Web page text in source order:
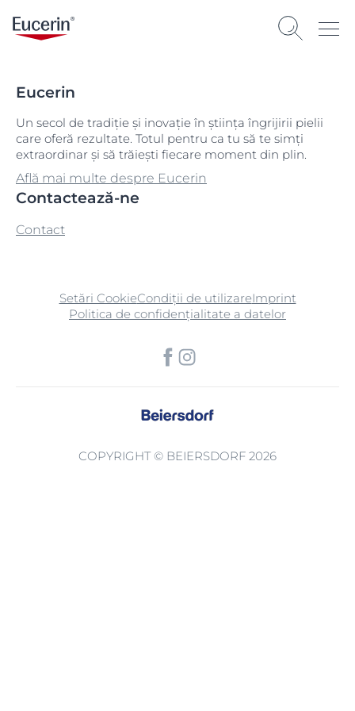
Eucerin
Un secol de tradiție și inovație în știința îngrijirii pielii
care oferă rezultate. Totul pentru ca tu să te simți
extraordinar și să trăiești fiecare moment din plin.
Află mai multe despre Eucerin
Contactează-ne
Contact
Setări CookieCondiții de utilizareImprint
Politica de confidențialitate a datelor
COPYRIGHT © BEIERSDORF 2026